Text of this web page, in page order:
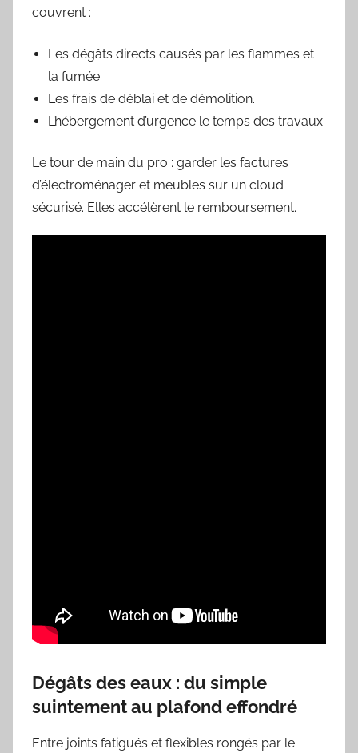
couvrent :
Les dégâts directs causés par les flammes et
la fumée.
Les frais de déblai et de démolition.
L’hébergement d’urgence le temps des travaux.
Le tour de main du pro : garder les factures
d’électroménager et meubles sur un cloud
sécurisé. Elles accélèrent le remboursement.
Dégâts des eaux : du simple
suintement au plafond effondré
Entre joints fatigués et flexibles rongés par le